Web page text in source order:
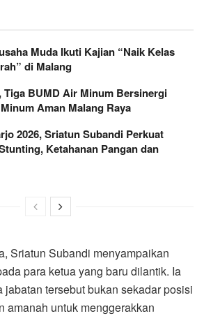
Muda Ikuti Kajian “Naik Kelas
di Malang
Tiga BUMD Air Minum Bersinergi
Aman Malang Raya
2026, Sriatun Subandi Perkuat
Ketahanan Pangan dan
Sriatun Subandi menyampaikan
para ketua yang baru dilantik. Ia
jabatan tersebut bukan sekadar posisi
amanah untuk menggerakkan